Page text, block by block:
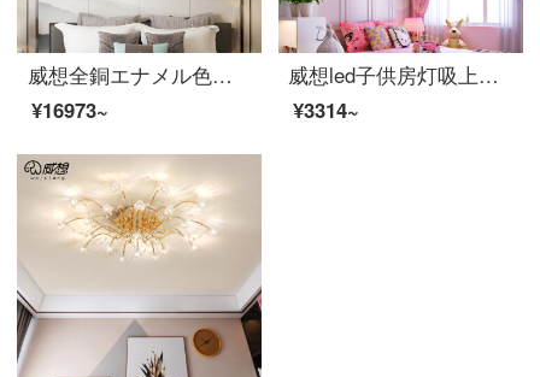
威想全銅エナメル色寝室吸上灯新中国式現代書房仿古灯具中国風芸術部屋灯饰[江河絵]直径-60 cm-三色変光
¥16973~
威想led子供房灯吸上灯寝室客間灯シンプルで個性的な創意少年少女アメリカ地中海船舵鉄芸照明器具ピンク-直径55 cm-LED光源-30 W-単色
¥3314~